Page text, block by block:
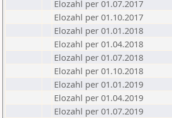
Elozahl per 01.07.2017
Elozahl per 01.10.2017
Elozahl per 01.01.2018
Elozahl per 01.04.2018
Elozahl per 01.07.2018
Elozahl per 01.10.2018
Elozahl per 01.01.2019
Elozahl per 01.04.2019
Elozahl per 01.07.2019